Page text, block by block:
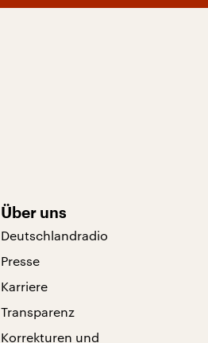
Über uns
Deutschlandradio
Presse
Karriere
Transparenz
Korrekturen und